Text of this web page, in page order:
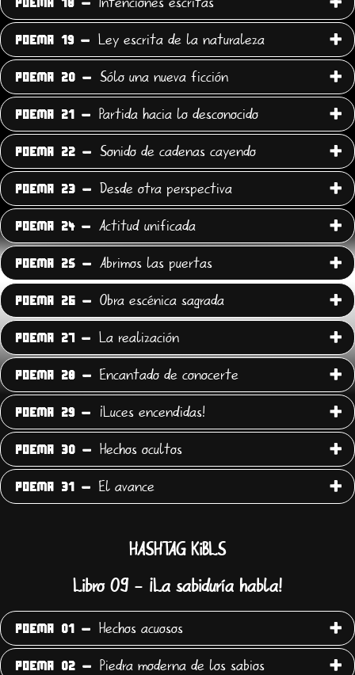
POEMA 18 -
POEMA 19 - Ley escrita de la naturaleza
POEMA 20 - Sólo una nueva ficción
POEMA 21 - Partida hacia lo desconocido
POEMA 22 - Sonido de cadenas cayendo
POEMA 23 - Desde otra perspectiva
POEMA 24 - Actitud unificada
POEMA 25 - Abrimos las puertas
POEMA 26 - Obra escénica sagrada
POEMA 27 - La realización
POEMA 28 - Encantado de conocerte
POEMA 29 - ¡Luces encendidas!
POEMA 30 - Hechos ocultos
POEMA 31 - El avance
HASHTAG KiBLS
Libro 09 - ¡La sabiduría habla!
POEMA 01 - Hechos acuosos
POEMA 02 - Piedra moderna de los sabios